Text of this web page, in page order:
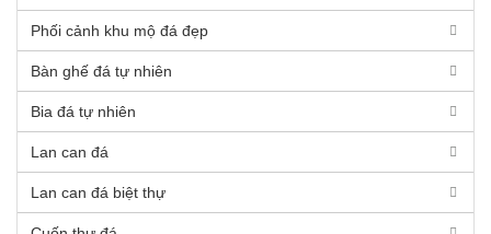
Phối cảnh khu mộ đá đẹp
Bàn ghế đá tự nhiên
Bia đá tự nhiên
Lan can đá
Lan can đá biệt thự